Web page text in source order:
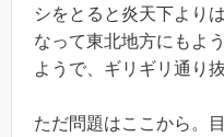
シをとると炎天下より
なって東北地方にもよ
ようで、ギリギリ通り
ただ問題はここから。